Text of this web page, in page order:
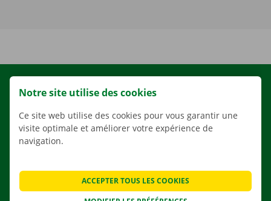
LOCATION
NOS SERVICES
SOLUTIONS DE DÉMÉNAGEMENT
Notre site utilise des cookies
Ce site web utilise des cookies pour vous garantir une
visite optimale et améliorer votre expérience de
navigation.
ACCEPTER TOUS LES COOKIES